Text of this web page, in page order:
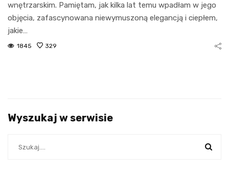
wnętrzarskim. Pamiętam, jak kilka lat temu wpadłam w jego
objęcia, zafascynowana niewymuszoną elegancją i ciepłem,
jakie…
1845 329
Wyszukaj w serwisie